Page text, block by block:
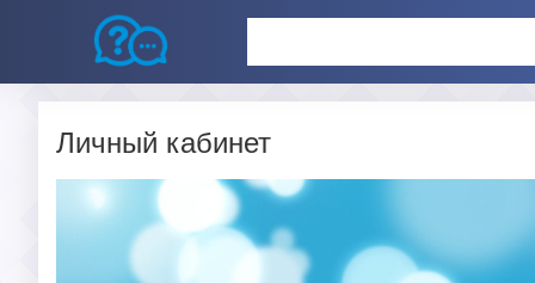
Личный кабинет